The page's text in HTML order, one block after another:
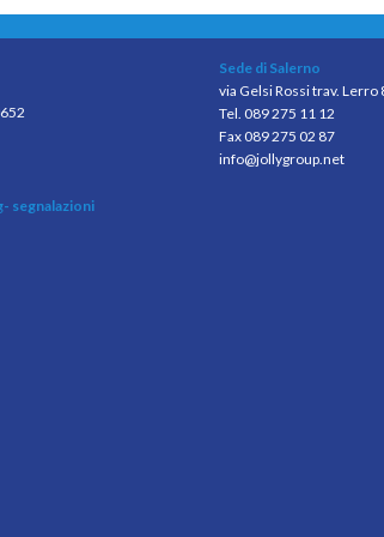
- segnalazioni
Sede di Salerno
via Gelsi Rossi trav. Lerro
Tel. 089 275 11 12
Fax 089 275 02 87
info@jollygroup.net